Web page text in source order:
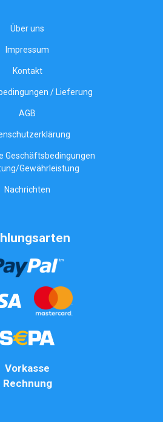
Über uns
Impressum
Kontakt
/ Lieferung
AGB
Geschäftsbedingungen
Gewährleistung
Nachrichten
Vorkasse
Rechnung